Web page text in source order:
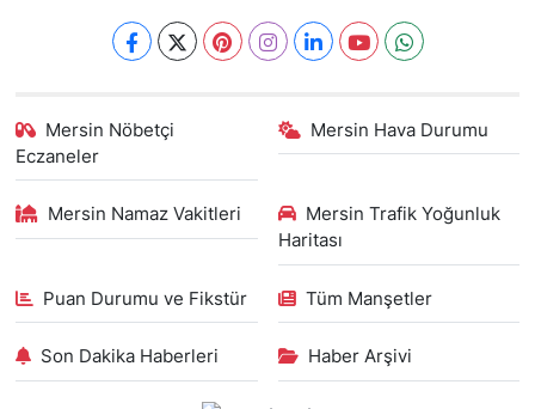
Mersin Nöbetçi
Eczaneler
Mersin Hava Durumu
Mersin Namaz Vakitleri
Mersin Trafik Yoğunluk
Haritası
Puan Durumu ve Fikstür Tüm Manşetler
Son Dakika Haberleri Haber Arşivi